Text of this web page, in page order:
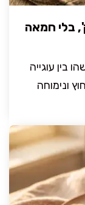
משגעות ב-40 דק', בלי חמאה
בין עוגייה
ונימוחה